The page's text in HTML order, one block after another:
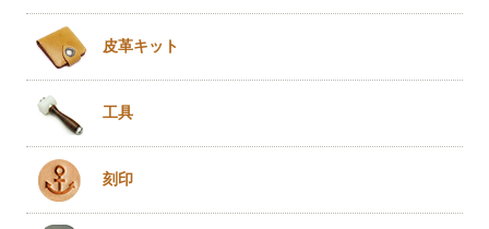
皮革キット
工具
刻印